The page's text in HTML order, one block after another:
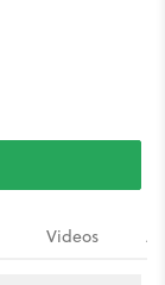
Videos